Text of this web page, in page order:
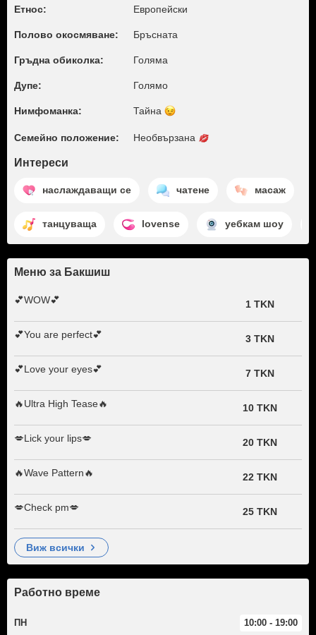
Етнос: Европейски
Полово окосмяване: Бръсната
Гръдна обиколка: Голяма
Дупе: Голямо
Нимфоманка: Тайна
Семейно положение: Необвързана
Интереси
наслаждаващи се чатене масаж
танцуваща lovense уебкам шоу
Меню за Бакшиш
💕WOW💕 1 TKN
💕You are perfect💕 3 TKN
💕Love your eyes💕 7 TKN
🔥Ultra High Tease🔥 10 TKN
💋Lick your lips💋 20 TKN
🔥Wave Pattern🔥 22 TKN
💋Check pm💋 25 TKN
виж всички
Работно време
ПН 10:00 - 19:00